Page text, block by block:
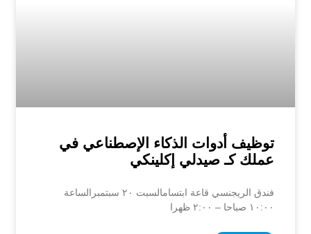
توظيف أدوات الذكاء الإصطناعي في
عملك كـ صيدلي إكلينكي
فندق الريجنسي قاعة ابتسامالسبت ٢٠ سبتمبرالساعة